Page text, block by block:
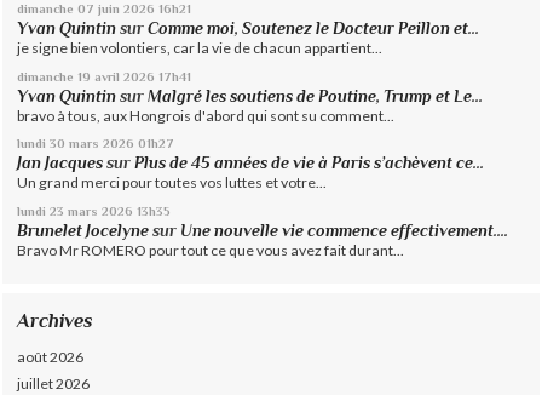
dimanche 07 juin 2026 16h21
Yvan Quintin surComme moi, Soutenez le Docteur Peillon et...
je signe bien volontiers, car la vie de chacun appartient...
dimanche 19 avril 2026 17h41
Yvan Quintin surMalgré les soutiens de Poutine, Trump et Le...
bravo à tous, aux Hongrois d'abord qui sont su comment...
lundi 30 mars 2026 01h27
Jan Jacques surPlus de 45 années de vie à Paris s’achèvent ce...
Un grand merci pour toutes vos luttes et votre...
lundi 23 mars 2026 13h35
Brunelet Jocelyne sur Une nouvelle vie commence effectivement....
Bravo Mr ROMERO pour tout ce que vous avez fait durant...
Archives
août 2026
juillet 2026